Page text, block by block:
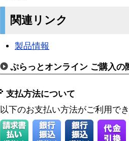
関連リンク
製品情報
ぷらっとオンライン ご購入の
支払方法について
以下のお支払い方法がご利用で